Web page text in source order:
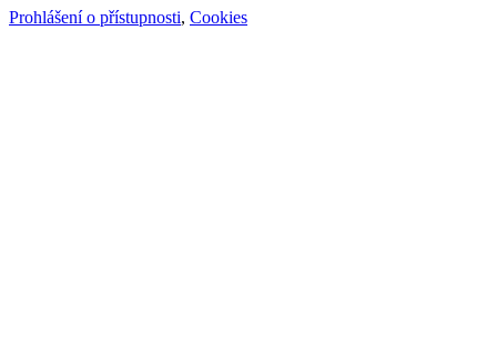
Prohlášení o přístupnosti, Cookies